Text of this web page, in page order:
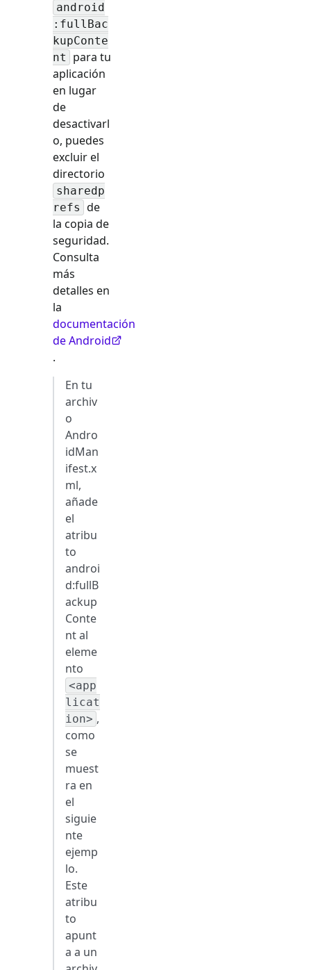
android
:fullBac
kupConte
nt
para tu
aplicación
en lugar
de
desactivarl
o, puedes
excluir el
directorio
sharedp
refs de
la copia de
seguridad.
Consulta
más
detalles en
la
documentación
de Android
.
En tu
archiv
o
Andro
idMan
ifest.x
ml,
añade
el
atribu
to
androi
d:fullB
ackup
Conte
ntal
eleme
nto
<app
licat
ion> ,
como
se
muest
ra en
el
siguie
nte
ejemp
lo.
Este
atribu
to
apunt
a a un